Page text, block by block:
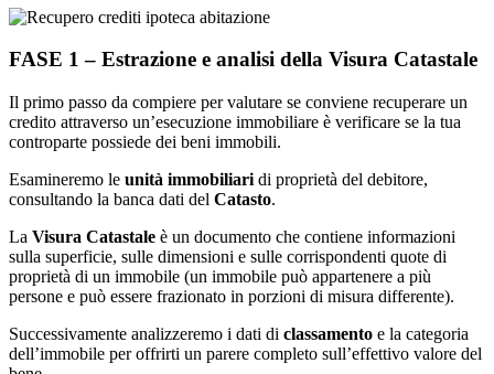
FASE 1 – Estrazione e analisi della Visura Catastale
Il primo passo da compiere per valutare se conviene recuperare un
credito attraverso un’esecuzione immobiliare è verificare se la tua
controparte possiede dei beni immobili.
Esamineremo le unità immobiliari di proprietà del debitore,
consultando la banca dati del Catasto.
La Visura Catastale è un documento che contiene informazioni
sulla superficie, sulle dimensioni e sulle corrispondenti quote di
proprietà di un immobile (un immobile può appartenere a più
persone e può essere frazionato in porzioni di misura differente).
Successivamente analizzeremo i dati di classamento e la categoria
dell’immobile per offrirti un parere completo sull’effettivo valore del